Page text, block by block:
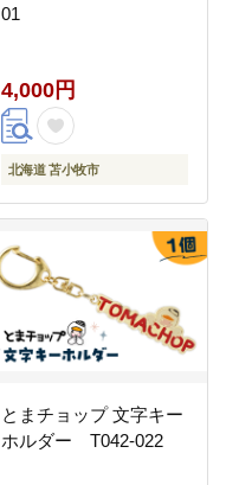
01
4,000円
北海道 苫小牧市
とまチョップ 文字キー
ホルダー T042-022